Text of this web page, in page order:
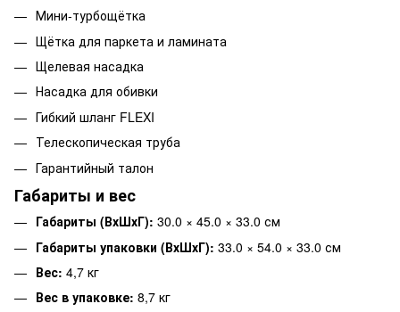
Мини-турбощётка
Щётка для паркета и ламината
Щелевая насадка
Насадка для обивки
Гибкий шланг FLEXI
Телескопическая труба
Гарантийный талон
Габариты и вес
Габариты (ВхШхГ): 30.0 × 45.0 × 33.0 см
Габариты упаковки (ВхШхГ): 33.0 × 54.0 × 33.0 см
Вес: 4,7 кг
Вес в упаковке: 8,7 кг